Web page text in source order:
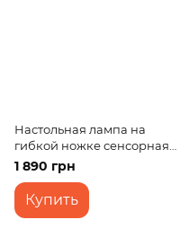
Настольная лампа на
гибкой ножке сенсорная
SL-81 6W WH
1 890 грн
Купить